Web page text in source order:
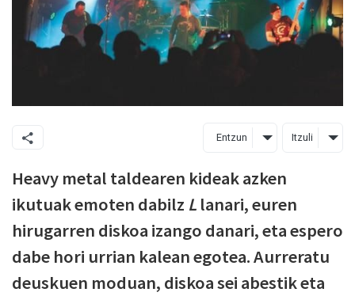
Entzun Itzuli
Heavy metal taldearen kideak azken
ikutuak emoten dabilz L lanari, euren
hirugarren diskoa izango danari, eta espero
dabe hori urrian kalean egotea. Aurreratu
deuskuen moduan, diskoa sei abestik eta